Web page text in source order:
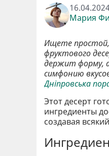
Мария
Ищете
фруктового
держит форму,
симфонию
Дніпровська
Этот десерт
ингредиенты
создавая